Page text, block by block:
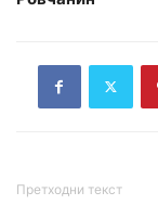
Претходни текст